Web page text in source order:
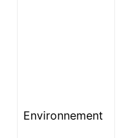
Environnement